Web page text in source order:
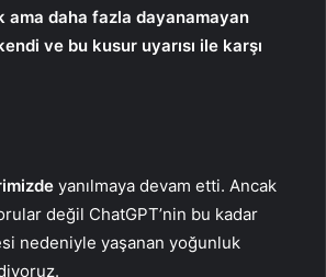
ama daha fazla dayanamayan
ve bu kusur uyarısı ile karşı
yanılmaya devam etti. Ancak
değil ChatGPT’nin bu kadar
nedeniyle yaşanan yoğunluk